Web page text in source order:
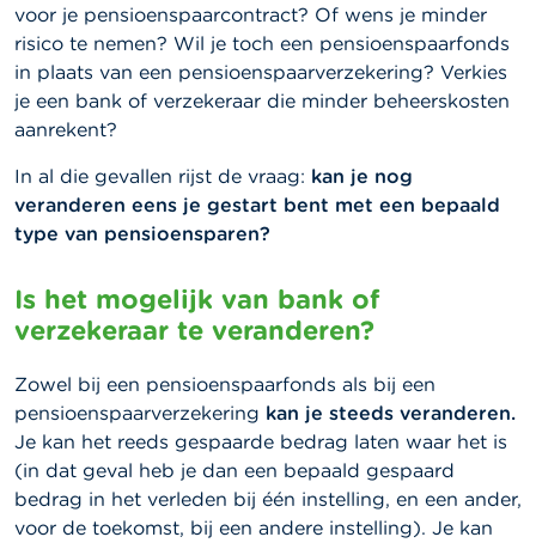
voor je pensioenspaarcontract? Of wens je minder
risico te nemen? Wil je toch een pensioenspaarfonds
in plaats van een pensioenspaarverzekering? Verkies
je een bank of verzekeraar die minder beheerskosten
aanrekent?
In al die gevallen rijst de vraag: kan je nog
veranderen eens je gestart bent met een bepaald
type van pensioensparen?
Is het mogelijk van bank of
verzekeraar te veranderen?
Zowel bij een pensioenspaarfonds als bij een
pensioenspaarverzekering kan je steeds veranderen.
Je kan het reeds gespaarde bedrag laten waar het is
(in dat geval heb je dan een bepaald gespaard
bedrag in het verleden bij één instelling, en een ander,
voor de toekomst, bij een andere instelling). Je kan